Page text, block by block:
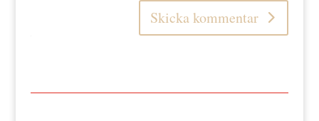
Skicka kommentar